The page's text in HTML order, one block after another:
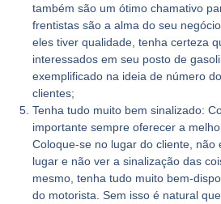
também são um ótimo chamativo
frentistas são a alma do seu
eles tiver qualidade, tenha certeza
interessados em seu posto de
exemplificado na ideia de número
clientes;
Tenha tudo muito bem sinalizado:
importante sempre oferecer a
Coloque-se no lugar do cliente, não
lugar e não ver a sinalização das
mesmo, tenha tudo muito bem-
do motorista. Sem isso é natural